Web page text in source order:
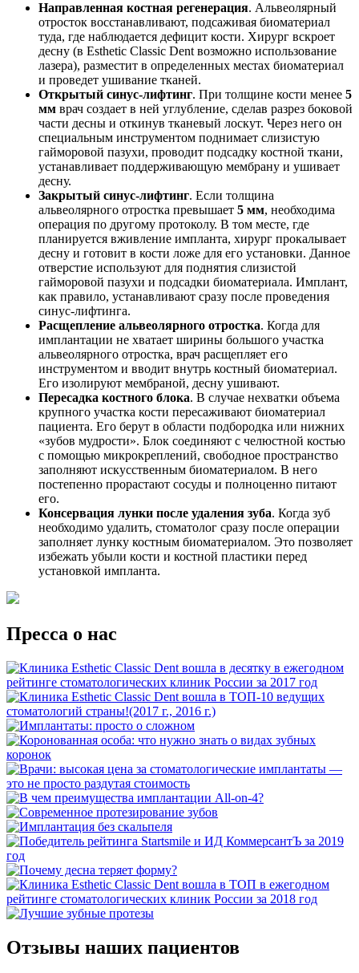
Направленная костная регенерация. Альвеолярный
отросток восстанавливают, подсаживая биоматериал
туда, где наблюдается дефицит кости. Хирург вскроет
десну (в Esthetic Classic Dent возможно использование
лазера), разместит в определенных местах биоматериал
и проведет ушивание тканей.
Открытый синус-лифтинг. При толщине кости менее 5
мм врач создает в ней углубление, сделав разрез боковой
части десны и откинув тканевый лоскут. Через него он
специальным инструментом поднимает слизистую
гайморовой пазухи, проводит подсадку костной ткани,
устанавливает поддерживающую мембрану и ушивает
десну.
Закрытый синус-лифтинг. Если толщина
альвеолярного отростка превышает 5 мм, необходима
операция по другому протоколу. В том месте, где
планируется вживление импланта, хирург прокалывает
десну и готовит в кости ложе для его установки. Данное
отверстие используют для поднятия слизистой
гайморовой пазухи и подсадки биоматериала. Имплант,
как правило, устанавливают сразу после проведения
синус-лифтинга.
Расщепление альвеолярного отростка. Когда для
имплантации не хватает ширины большого участка
альвеолярного отростка, врач расщепляет его
инструментом и вводит внутрь костный биоматериал.
Его изолируют мембраной, десну ушивают.
Пересадка костного блока. В случае нехватки объема
крупного участка кости пересаживают биоматериал
пациента. Его берут в области подбородка или нижних
«зубов мудрости». Блок соединяют с челюстной костью
с помощью микрокреплений, свободное пространство
заполняют искусственным биоматериалом. В него
постепенно прорастают сосуды и полноценно питают
его.
Консервация лунки после удаления зуба. Когда зуб
необходимо удалить, стоматолог сразу после операции
заполняет лунку костным биоматериалом. Это позволяет
избежать убыли кости и костной пластики перед
установкой импланта.
Пресса о нас
Отзывы наших пациентов